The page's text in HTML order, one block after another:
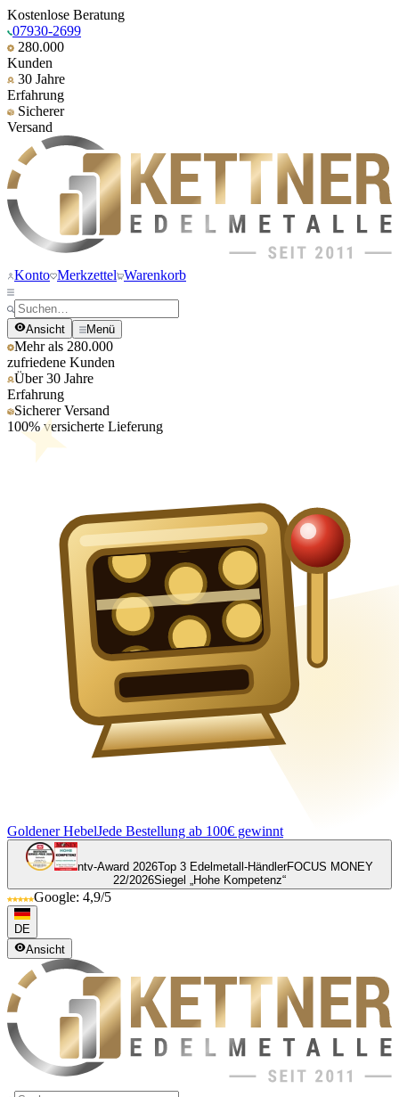
Kostenlose Beratung
07930-2699
280.000
Kunden
30 Jahre
Erfahrung
Sicherer
Versand
Konto Merkzettel Warenkorb
Ansicht Menü
Mehr als 280.000
zufriedene Kunden
Über 30 Jahre
Erfahrung
Sicherer Versand
100% versicherte Lieferung
Goldener HebelJede Bestellung ab 100€ gewinnt
ntv-Award 2026Top 3 Edelmetall-HändlerFOCUS MONEY
22/2026Siegel „Hohe Kompetenz“
Google: 4,9/5
DE
Ansicht